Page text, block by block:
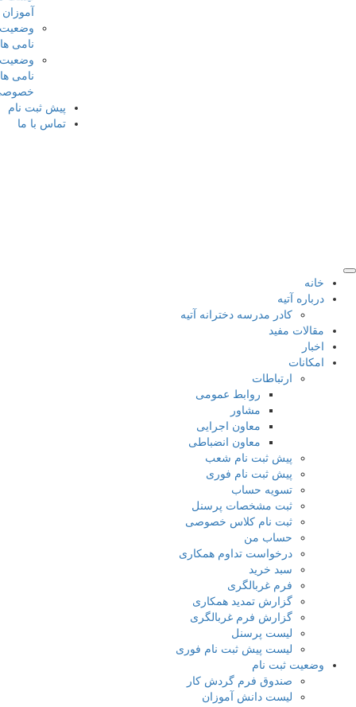
وضعیت ثبت
وضعیت ثبت
نامی های کلاس
خصوصی
پیش ثبت نام
تماس با ما
آتیه
کادر مدرسه دخترانه آتیه
مفید
ارتباطات
روابط عمومی
مشاور
معاون اجرایی
معاون انضباطی
پیش ثبت نام شعب
پیش ثبت نام فوری
تسویه حساب
ثبت مشخصات پرسنل
ثبت نام کلاس خصوصی
حساب من
درخواست تداوم همکاری
سبد خرید
فرم غربالگری
گزارش تمدید همکاری
گزارش فرم غربالگری
لیست پرسنل
لیست پیش ثبت نام فوری
ثبت نام
صندوق فرم گردش کار
لیست دانش آموزان